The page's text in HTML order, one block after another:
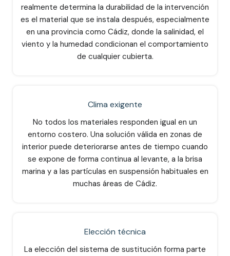
realmente determina la durabilidad de la intervención
es el material que se instala después, especialmente
en una provincia como Cádiz, donde la salinidad, el
viento y la humedad condicionan el comportamiento
de cualquier cubierta.
Clima exigente
No todos los materiales responden igual en un
entorno costero. Una solución válida en zonas de
interior puede deteriorarse antes de tiempo cuando
se expone de forma continua al levante, a la brisa
marina y a las partículas en suspensión habituales en
muchas áreas de Cádiz.
Elección técnica
La elección del sistema de sustitución forma parte